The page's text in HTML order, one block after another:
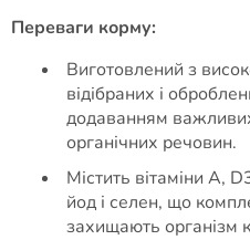
Переваги корму:
Виготовлений з
відібраних і
додаванням
органічних речовин.
Містить вітаміни А,
йод і селен, що
захищають організм